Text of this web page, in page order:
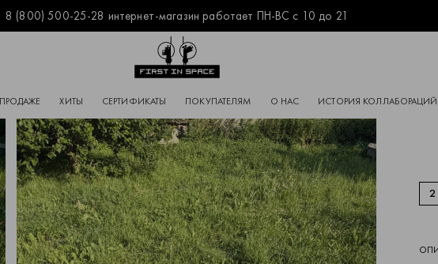
8 (800) 500-25-28 интернет-магазин работает ПН-ВС с 10 до 21
Перейти на главную
ХИТЫ СЕРТИФИКАТЫ ПОКУПАТЕЛЯМ О НАС ИСТОРИЯ КОЛЛАБОРАЦИЙ
2